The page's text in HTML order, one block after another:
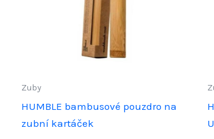
Zuby
HUMBLE bambusové pouzdro na
zubní kartáček